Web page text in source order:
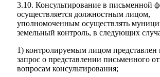
3.10. Консультирование в письменной
осуществляется должностным лицом,
уполномоченным осуществлять
земельный контроль, в следующих
1) контролируемым лицом
запрос о представлении письменного
вопросам консультирования;